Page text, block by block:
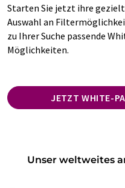
Starten Sie jetzt ihre
Auswahl an
zu Ihrer Suche passende
Möglichkeiten.
JETZT WHITE-
Unser weltweites